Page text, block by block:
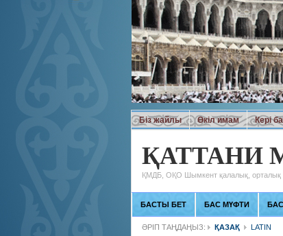
Біз жайлы Өкіл имам Кері
ҚАТТАНИ
ҚМДБ, ОҚО Шымкент қалалық, орталық
БАСТЫ БЕТ БАС МҮФТИ
ӘРІП ТАҢДАҢЫЗ: ҚАЗАҚ LATIN